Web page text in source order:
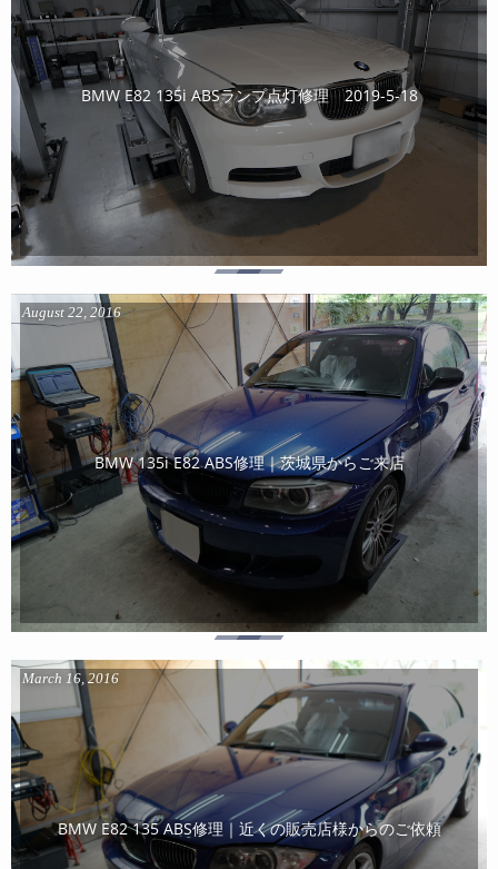
BMW E82 135i ABSランプ点灯修理 2019-5-18
BMW 135i E82 ABS修理｜茨城県からご来店
August 22 2016
BMW E82 135 ABS修理｜近くの販売店様からのご依頼
March 16,2016